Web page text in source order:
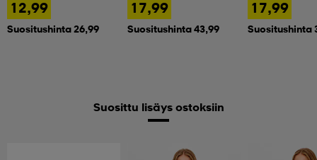
12,99
Suositushinta 26,99
17,99
Suositushinta 43,99
17,99
Suositushinta
Suosittu lisäys ostoksiin